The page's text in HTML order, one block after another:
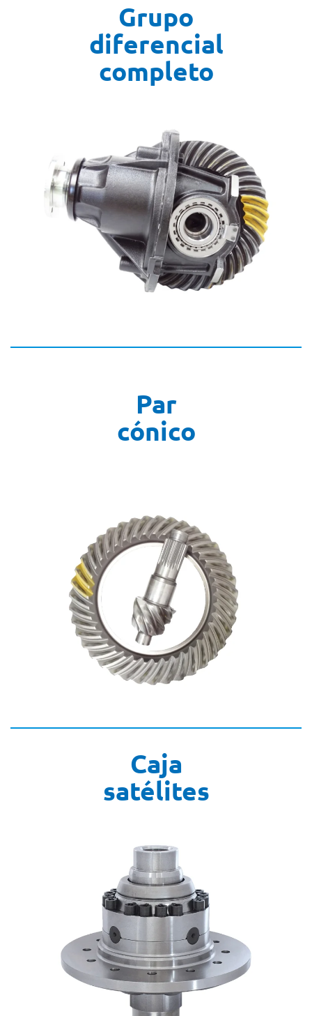
Grupo
diferencial
completo
Par
cónico
Caja
satélites